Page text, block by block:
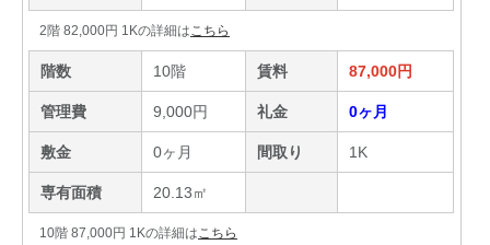
2階 82,000円 1Kの詳細は こちら
階数 10階 賃料 87,000円
管理費 9,000円 礼金 0ヶ月
敷金 0ヶ月 間取り 1K
専有面積 20.13㎡
10階 87,000円 1Kの詳細は こちら